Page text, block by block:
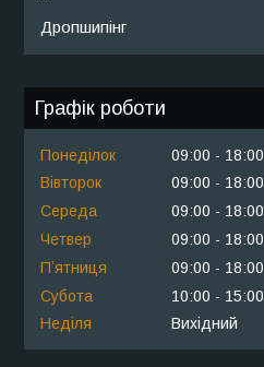
Дропшипінг
Графік роботи
Понеділок 09:00
18:00
Вівторок
09:00
18:00
Середа
09:00
18:00
Четвер
09:00
18:00
Пʼятниця
09:00
18:00
Субота
10:00
15:00
Неділя
Вихідний